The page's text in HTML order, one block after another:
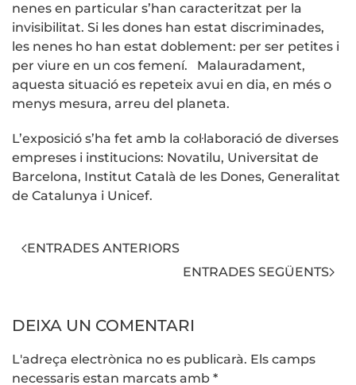
nenes en particular s’han caracteritzat per la
invisibilitat. Si les dones han estat discriminades,
les nenes ho han estat doblement: per ser petites i
per viure en un cos femení. Malauradament,
aquesta situació es repeteix avui en dia, en més o
menys mesura, arreu del planeta.
L’exposició s’ha fet amb la col·laboració de diverses
empreses i institucions: Novatilu, Universitat de
Barcelona, Institut Català de les Dones, Generalitat
de Catalunya i Unicef.
ENTRADES ANTERIORS
ENTRADES SEGÜENTS
DEIXA UN COMENTARI
L'adreça electrònica no es publicarà. Els camps
necessaris estan marcats amb *